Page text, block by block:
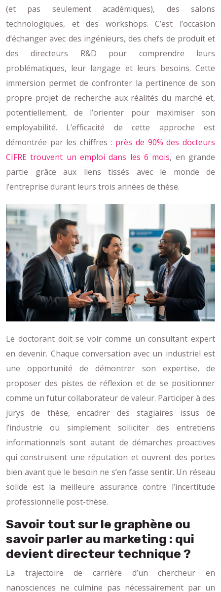
(et pas seulement académiques), des salons
technologiques, et des workshops. C’est l’occasion
d’échanger avec des ingénieurs, des chefs de produit et
des directeurs R&D pour comprendre leurs
problématiques, leur langage et leurs besoins. Cette
immersion permet de confronter la pertinence de son
propre projet de recherche aux réalités du marché et,
potentiellement, de l’orienter pour maximiser son
employabilité. L’efficacité de cette approche est
démontrée par les chiffres : près de 90% des docteurs
CIFRE trouvent un emploi dans les 6 mois, en grande
partie grâce aux liens tissés avec le monde de
l’entreprise durant leurs trois années de thèse.
Le doctorant doit se voir comme un consultant expert
en devenir. Chaque conversation avec un industriel est
une opportunité de démontrer son expertise, de
proposer des pistes de réflexion et de se positionner
comme un futur collaborateur de valeur. Participer à des
jurys de thèse, encadrer des stagiaires issus de
l’industrie ou simplement solliciter des entretiens
informationnels sont autant de démarches proactives
qui construisent une réputation et ouvrent des portes
bien avant que le besoin ne s’en fasse sentir. Un réseau
solide est la meilleure assurance contre l’incertitude
professionnelle post-thèse.
Savoir tout sur le graphène ou
savoir parler au marketing : qui
devient directeur technique ?
La trajectoire de carrière d’un chercheur en
nanosciences ne culmine pas nécessairement par un